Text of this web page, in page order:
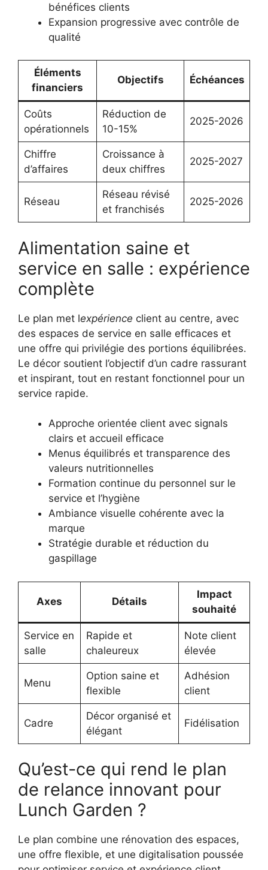
bénéfices clients
Expansion progressive avec contrôle de
qualité
Éléments
financiers
Objectifs Échéances
Coûts
opérationnels
Réduction de
10-15%
2025-2026
Chiffre
d’affaires
Croissance à
deux chiffres
2025-2027
Réseau
Réseau révisé
et franchisés
2025-2026
Alimentation saine et
service en salle : expérience
complète
Le plan met lexpérience client au centre, avec
des espaces de service en salle efficaces et
une offre qui privilégie des portions équilibrées.
Le décor soutient l’objectif d’un cadre rassurant
et inspirant, tout en restant fonctionnel pour un
service rapide.
Approche orientée client avec signals
clairs et accueil efficace
Menus équilibrés et transparence des
valeurs nutritionnelles
Formation continue du personnel sur le
service et l’hygiène
Ambiance visuelle cohérente avec la
marque
Stratégie durable et réduction du
gaspillage
Axes Détails
Impact
souhaité
Service en
salle
Rapide et
chaleureux
Note client
élevée
Menu
Option saine et
flexible
Adhésion
client
Cadre
Décor organisé et
élégant
Fidélisation
Qu’est-ce qui rend le plan
de relance innovant pour
Lunch Garden ?
Le plan combine une rénovation des espaces,
une offre flexible, et une digitalisation poussée